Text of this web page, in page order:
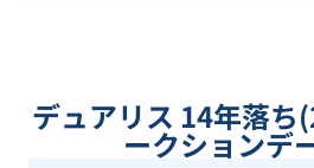
デュアリス 14年落ち
ークションデ